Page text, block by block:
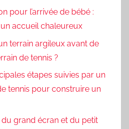
pour l’arrivée de bébé :
accueil chaleureux
terrain argileux avant de
de tennis ?
étapes suivies par un
tennis pour construire un
grand écran et du petit